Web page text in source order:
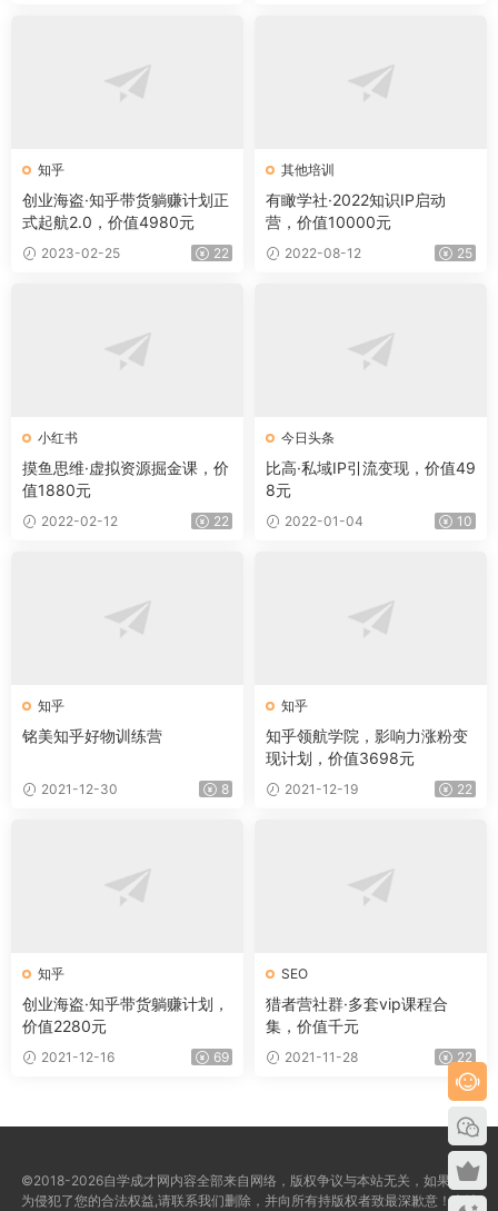
知乎
创业海盗·知乎带货躺赚计划正
式起航2.0，价值4980元
2023-02-25 22
其他培训
有瞰学社·2022知识IP启动
营，价值10000元
2022-08-12 25
小红书
摸鱼思维·虚拟资源掘金课，价
值1880元
2022-02-12 22
今日头条
比高·私域IP引流变现，价值49
8元
2022-01-04 10
知乎
铭美知乎好物训练营
2021-12-30 8
知乎
知乎领航学院，影响力涨粉变
现计划，价值3698元
2021-12-19 22
知乎
创业海盗·知乎带货躺赚计划，
价值2280元
2021-12-16 69
SEO
猎者营社群·多套vip课程合
集，价值千元
2021-11-28 22
©2018-2026自学成才网内容全部来自网络，版权争议与本站无关，如果您认
为侵犯了您的合法权益,请联系我们删除，并向所有持版权者致最深歉意！本站